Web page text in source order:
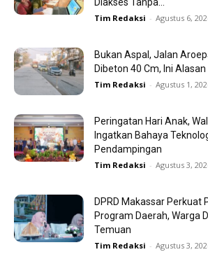
Tim Redaksi - Agustus 6,
Bukan Aspal, Jalan
Dibeton 40 Cm, Ini
Tim Redaksi - Agustus 1,
Peringatan Hari Anak,
Ingatkan Bahaya
Pendampingan
Tim Redaksi - Agustus 3,
DPRD Makassar Perkuat
Program Daerah, Warga
Temuan
Tim Redaksi - Agustus 3,